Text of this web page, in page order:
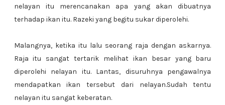
nelayan itu merencanakan apa yang akan dibuatnya
terhadap ikan itu. Razeki yang begitu sukar diperolehi.
Malangnya, ketika itu lalu seorang raja dengan askarnya.
Raja itu sangat tertarik melihat ikan besar yang baru
diperolehi nelayan itu. Lantas, disuruhnya pengawalnya
mendapatkan ikan tersebut dari nelayan.Sudah tentu
nelayan itu sangat keberatan.